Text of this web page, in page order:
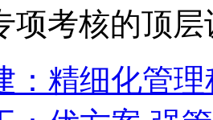
项考核的顶层
：精细化管